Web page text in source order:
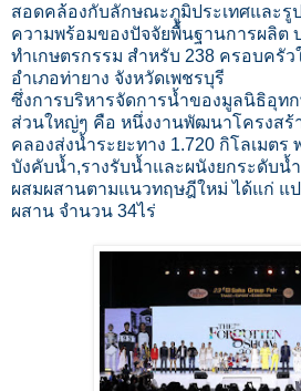
สอดคล้องกับลักษณะภูมิประเทศและรู
ความพร้อมของปัจจัยพื้นฐานการผลิต
ทำเกษตรกรรม สำหรับ 238 ครอบครั
อำเภอท่ายาง จังหวัดเพชรบุรี
ซึ่งการบริหารจัดการน้ำของมูลนิธิอุท
ส่วนใหญ่ๆ คือ หนึ่งงานพัฒนาโครงสร้
คลองส่งน้ำระยะทาง 1.720 กิโลเมตร
บังคับน้ำ,รางรับน้ำและผนังยกระดับน้
ผสมผสานตามแนวทฤษฎีใหม่ ได้แก่ แ
ผสาน จำนวน 34ไร่